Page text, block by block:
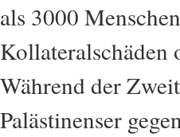
als 3000
Kollateralschäden
Während der
Palästinenser